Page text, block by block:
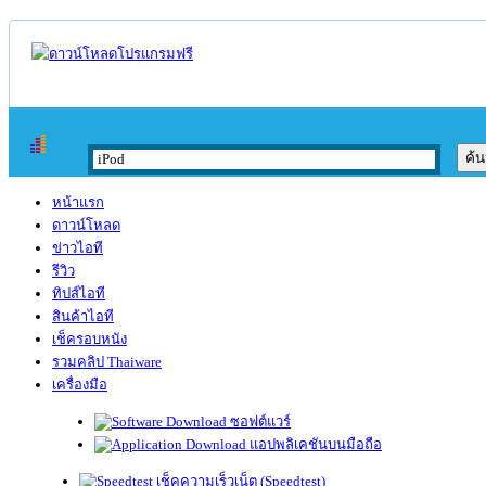
หน้าแรก
ดาวน์โหลด
ข่าวไอที
รีวิว
ทิปส์ไอที
สินค้าไอที
เช็ครอบหนัง
รวมคลิป Thaiware
เครื่องมือ
ซอฟต์แวร์
แอปพลิเคชันบนมือถือ
เช็คความเร็วเน็ต (Speedtest)